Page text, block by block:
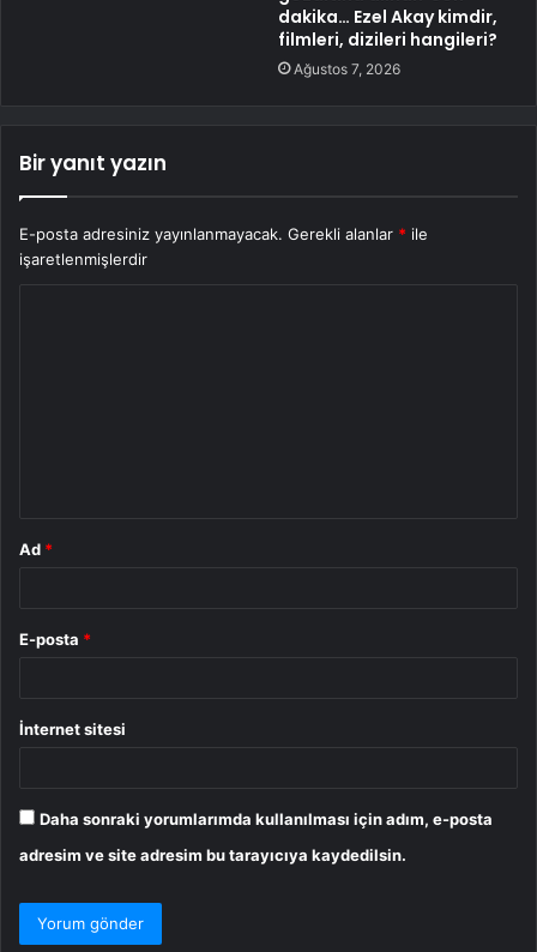
dakika… Ezel Akay kimdir,
filmleri, dizileri hangileri?
Ağustos 7, 2026
Bir yanıt yazın
E-posta adresiniz yayınlanmayacak. Gerekli alanlar * ile
işaretlenmişlerdir
Ad *
E-posta *
İnternet sitesi
Daha sonraki yorumlarımda kullanılması için adım, e-posta
adresim ve site adresim bu tarayıcıya kaydedilsin.